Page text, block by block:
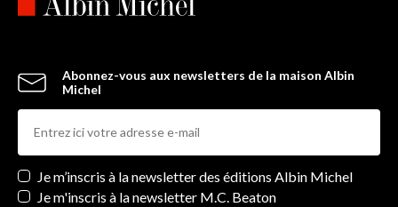
Abonnez-vous aux newsletters de la maison Albin
Michel
Newsletters
Je m’inscris à la newsletter des éditions Albin Michel
Je m'inscris à la newsletter M.C. Beaton